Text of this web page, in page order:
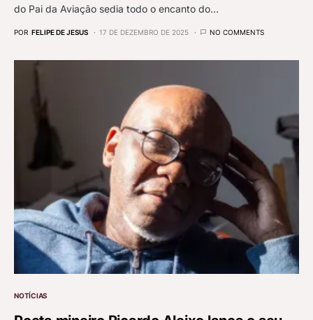
do Pai da Aviação sedia todo o encanto do…
POR FELIPE DE JESUS 17 DE DEZEMBRO DE 2025 NO COMMENTS
NOTÍCIAS